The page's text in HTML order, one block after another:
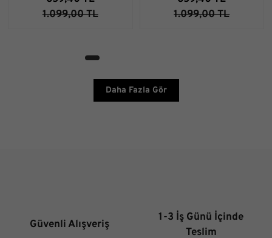
1.099,00 TL
1.099,00 TL
Daha Fazla Gör
Güvenli Alışveriş
1-3 İş Günü İçinde
Teslim